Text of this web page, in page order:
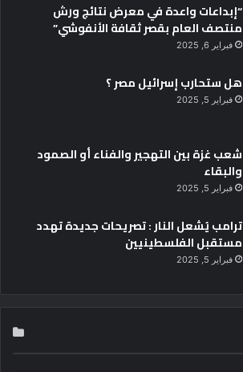
“إبداعات واعدة في معرض نتائج ورش
منتصف العام بقصر ثقافة الأنفوشي”
فبراير 6, 2025
هل ستحارب إسرائيل مصر ؟
فبراير 5, 2025
شعب غزة بين التهجير والفناء أو الصمود
والبقاء
فبراير 5, 2025
ترامب يُشعل النار : تصريحات جديدة تهدد
مستقبل الفلسطينيين
فبراير 5, 2025